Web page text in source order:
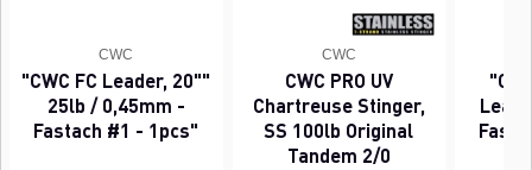
CWC
"CWC FC Leader, 20""
25lb / 0,45mm -
Fastach #1 - 1pcs"
CWC
CWC PRO UV
Chartreuse Stinger,
SS 100lb Original
Tandem 2/0